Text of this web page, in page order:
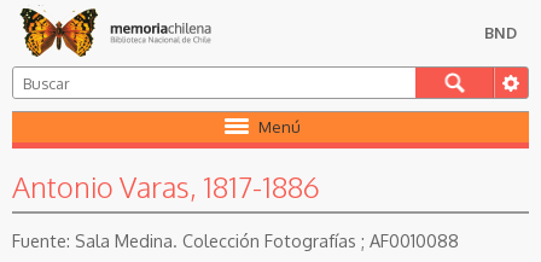
BND
Menú
Antonio Varas, 1817-1886
Sala Medina. Colección Fotografías ; AF0010088